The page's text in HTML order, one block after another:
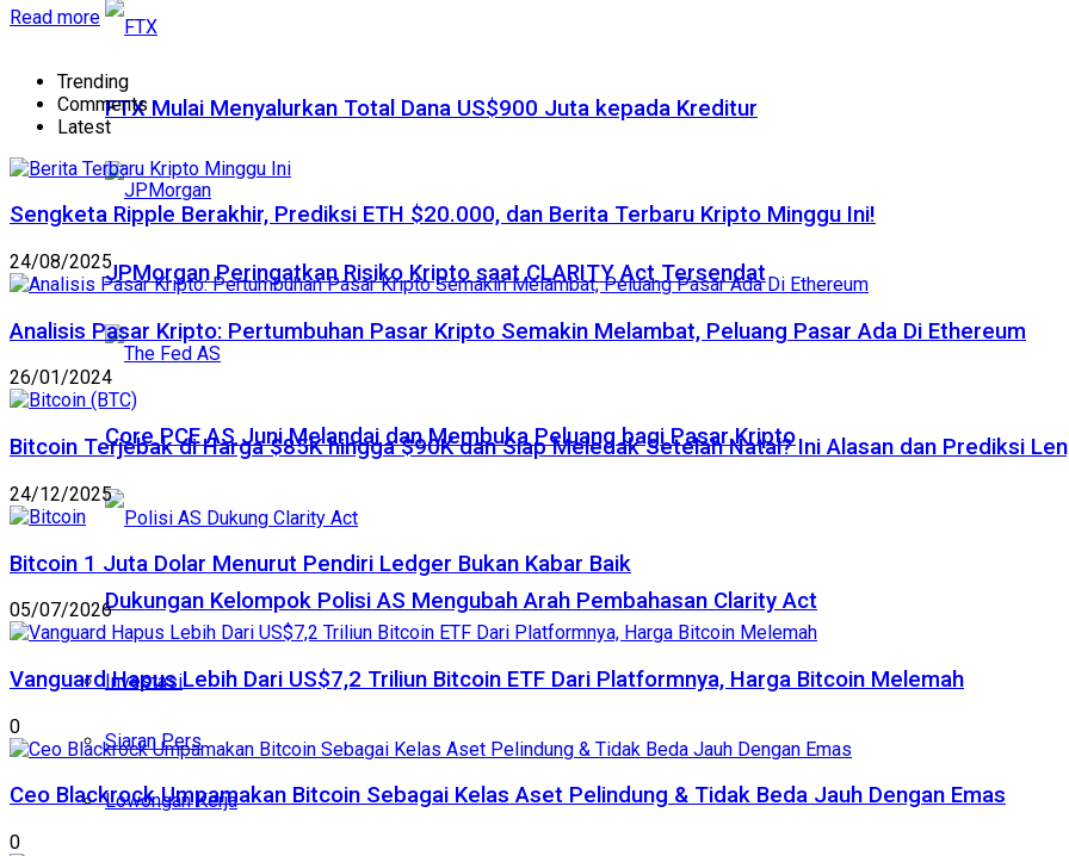
FTX Mulai Menyalurkan Total Dana US$900 Juta kepada Kreditur
JPMorgan Peringatkan Risiko Kripto saat CLARITY Act Tersendat
Core PCE AS Juni Melandai dan Membuka Peluang bagi Pasar Kripto
Dukungan Kelompok Polisi AS Mengubah Arah Pembahasan Clarity Act
Investasi
Siaran Pers
Lowongan Kerja
Read more
Trending
Comments
Latest
Sengketa Ripple Berakhir, Prediksi ETH $20.000, dan Berita Terbaru Kripto Minggu Ini!
24/08/2025
Analisis Pasar Kripto: Pertumbuhan Pasar Kripto Semakin Melambat, Peluang Pasar Ada Di Ethereum
26/01/2024
Bitcoin Terjebak di Harga $85K hingga $90K dan Siap Meledak Setelah Natal? Ini Alasan dan Prediksi
24/12/2025
Bitcoin 1 Juta Dolar Menurut Pendiri Ledger Bukan Kabar Baik
05/07/2026
Vanguard Hapus Lebih Dari US$7,2 Triliun Bitcoin ETF Dari Platformnya, Harga Bitcoin Melemah
0
Ceo Blackrock Umpamakan Bitcoin Sebagai Kelas Aset Pelindung & Tidak Beda Jauh Dengan Emas
0